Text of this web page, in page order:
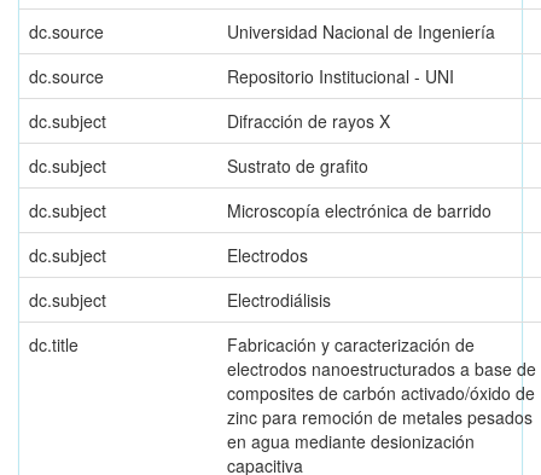
dc.source
Universidad Nacional de Ingeniería
dc.source
Repositorio Institucional - UNI
dc.subject
Difracción de rayos X
dc.subject
Sustrato de grafito
dc.subject
Microscopía electrónica de barrido
dc.subject
Electrodos
dc.subject
Electrodiálisis
dc.title
Fabricación y caracterización de
electrodos nanoestructurados a base de
composites de carbón activado/óxido de
zinc para remoción de metales pesados
en agua mediante desionización
capacitiva